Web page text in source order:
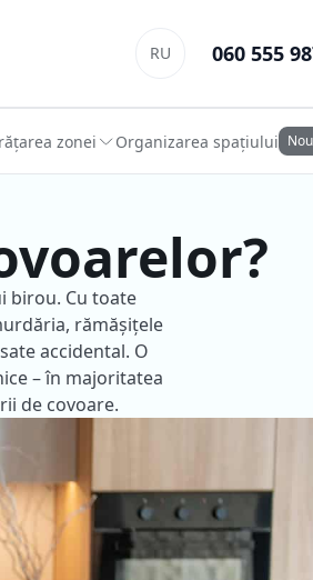
RU 060 555
zonei Organizarea spațiului Nou
birou. Cu toate
rămășițele
accidental. O
– în majoritatea
de covoare.